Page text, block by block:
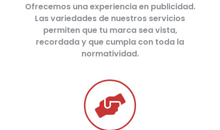
Ofrecemos una experiencia en publicidad.
Las variedades de nuestros servicios
permiten que tu marca sea vista,
recordada y que cumpla con toda la
normatividad.